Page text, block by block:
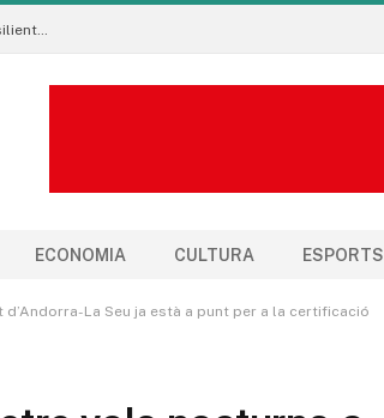
Neix al Pirineu l’Ecoradar Urbà, una eina per crear municipis més resilients al canvi climàtic
ECONOMIA CULTURA ESPORTS
La Seu ja està a punt per a la certificació